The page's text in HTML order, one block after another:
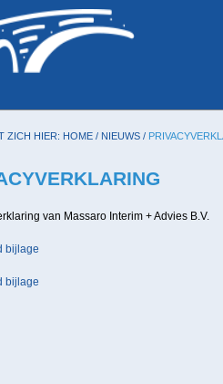
ZICH HIER: HOME / NIEUWS /
van Massaro Interim + Advies B.V.
bijlage
bijlage